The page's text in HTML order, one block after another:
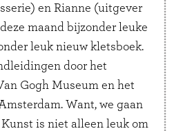
en Rianne (uitgever
maand bijzonder leuke
leuk nieuw kletsboek.
door het
Gogh Museum en het
Want, we gaan
is niet alleen leuk om